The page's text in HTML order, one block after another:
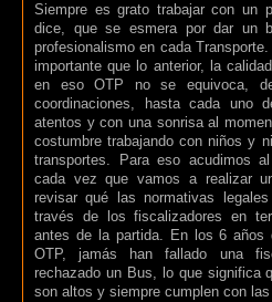
Siempre es grato trabajar con un
dice, que se esmera por dar un
profesionalismo en cada
importante que lo anterior, la
en eso OTP no se equivoca,
coordinaciones, hasta cada uno
atentos y con una sonrisa al
costumbre trabajando con niños y
transportes. Para eso acudimos
cada vez que vamos a realizar
revisar qué las normativas
través de los fiscalizadores en
antes de la partida. En los 6 años
OTP, jamás han fallado una
rechazado un Bus, lo que significa
son altos y siempre cumplen con